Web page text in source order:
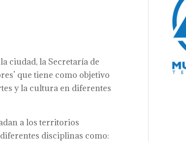
ciudad, la Secretaría de
que tiene como objetivo
y la cultura en diferentes
a los territorios
disciplinas como: